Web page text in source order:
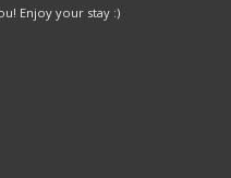
Enjoy your stay :)